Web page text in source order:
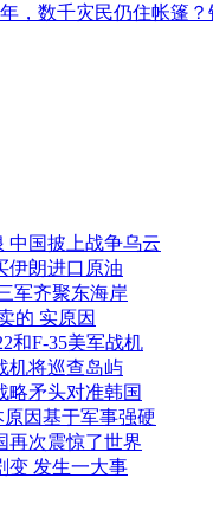
，数千灾民仍住帐篷？
中国披上战争乌云
伊朗进口原油
军齐聚东海岸
的 实原因
和F-35美军战机
机将巡查岛屿
略矛头对准韩国
因基于军事强硬
再次震惊了世界
变 发生一大事